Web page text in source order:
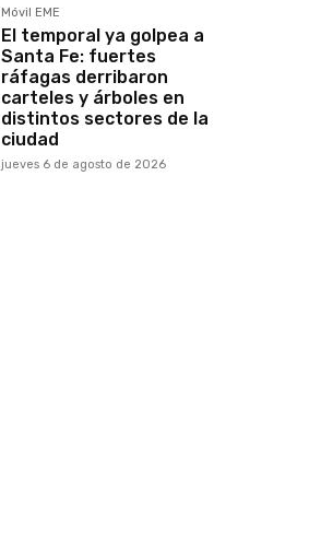
Móvil EME
El temporal ya golpea a
Santa Fe: fuertes
ráfagas derribaron
carteles y árboles en
distintos sectores de la
ciudad
jueves 6 de agosto de 2026